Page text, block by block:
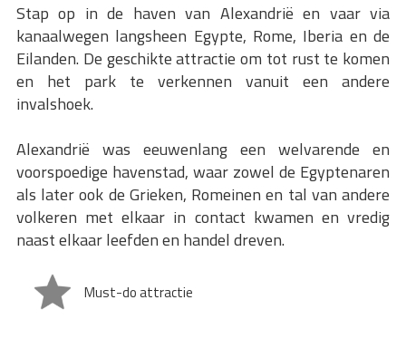
Stap op in de haven van Alexandrië en vaar via
kanaalwegen langsheen Egypte, Rome, Iberia en de
Eilanden. De geschikte attractie om tot rust te komen
en het park te verkennen vanuit een andere
invalshoek.
Alexandrië was eeuwenlang een welvarende en
voorspoedige havenstad, waar zowel de Egyptenaren
als later ook de Grieken, Romeinen en tal van andere
volkeren met elkaar in contact kwamen en vredig
naast elkaar leefden en handel dreven.
Must-do attractie